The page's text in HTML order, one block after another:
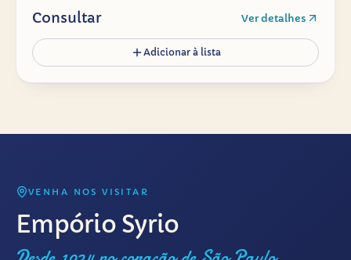
Consultar Ver detalhes
Adicionar à lista
VENHA NOS VISITAR
Empório Syrio